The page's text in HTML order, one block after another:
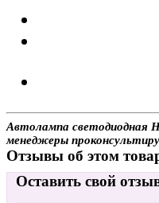
Автолампа светодиодная
менеджеры
Отзывы об этом
Оставить свой